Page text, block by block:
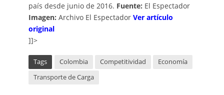
país desde junio de 2016. Fuente: El Espectador
Imagen: Archivo El Espectador Ver artículo
original
]]>
Tags Colombia Competitividad
Economía
Transporte de Carga